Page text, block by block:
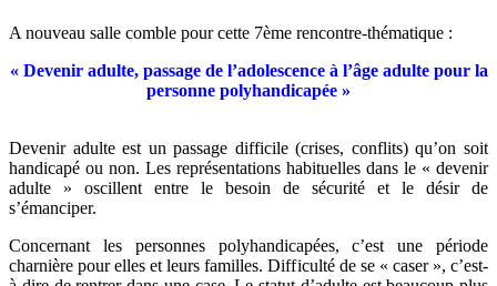
A nouveau salle comble pour cette 7ème rencontre-thématique :
« Devenir adulte, passage de l’adolescence à l’âge adulte pour la
personne polyhandicapée »
Devenir adulte est un passage difficile (crises, conflits) qu’on soit
handicapé ou non. Les représentations habituelles dans le « devenir
adulte » oscillent entre le besoin de sécurité et le désir de
s’émanciper.
Concernant les personnes polyhandicapées, c’est une période
charnière pour elles et leurs familles. Difficulté de se « caser », c’est-